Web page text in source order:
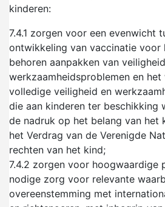
kinderen:
7.4.1 zorgen voor een evenwicht
ontwikkeling van vaccinatie voor
behoren aanpakken van
werkzaamheidsproblemen en
volledige veiligheid en
die aan kinderen ter beschikking
de nadruk op het belang van het
het Verdrag van de Verenigde
rechten van het kind;
7.4.2 zorgen voor hoogwaardige
nodige zorg voor relevante
overeenstemming met